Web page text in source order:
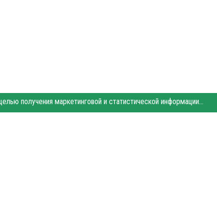
Этот сайт использует «cookies». Также сайт использует интернет-сервис для сбора технических данных касательно посетителей с целью получения маркетинговой и статистической информации. Условия обработки данных посетителей сайта см.